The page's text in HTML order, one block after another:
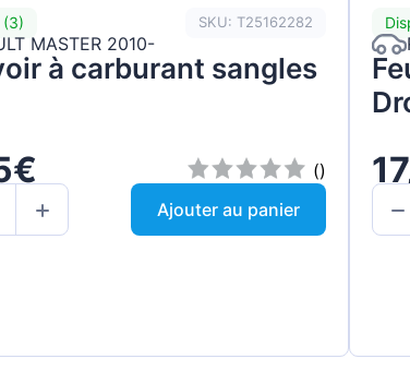
(3) SKU: T25162282
MASTER 2010-
à carburant sangles
()
Ajouter au panier